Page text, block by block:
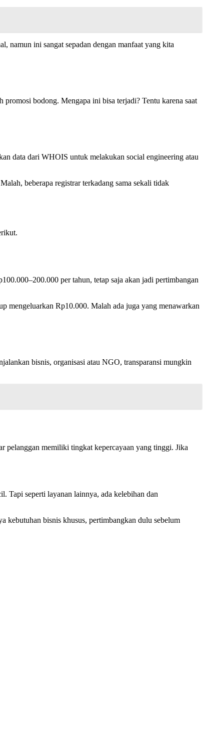
namun ini sangat sepadan dengan manfaat yang kita
bodong. Mengapa ini bisa terjadi? Tentu karena saat
data dari WHOIS untuk melakukan social engineering atau
beberapa registrar terkadang sama sekali tidak
per tahun, tetap saja akan jadi pertimbangan
mengeluarkan Rp10.000. Malah ada juga yang menawarkan
bisnis, organisasi atau NGO, transparansi mungkin
pelanggan memiliki tingkat kepercayaan yang tinggi. Jika
Tapi seperti layanan lainnya, ada kelebihan dan
kebutuhan bisnis khusus, pertimbangkan dulu sebelum